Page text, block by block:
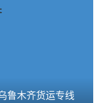
鲁木齐货运专线